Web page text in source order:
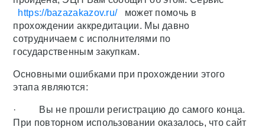
https://bazazakazov.ru/
может помочь в
прохождении аккредитации. Мы давно
сотрудничаем с исполнителями по
государственным закупкам.
Основными ошибками при прохождении этого
этапа являются:
· Вы не прошли регистрацию до самого конца.
При повторном использовании оказалось, что сайт